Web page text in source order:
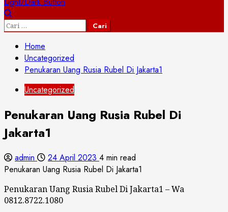
Cari
Home
Uncategorized
Penukaran Uang Rusia Rubel Di Jakarta1
Uncategorized
Penukaran Uang Rusia Rubel Di
Jakarta1
admin 24 April 2023 4 min read
Penukaran Uang Rusia Rubel Di Jakarta1
Penukaran Uang Rusia Rubel Di Jakarta1 – Wa
0812.8722.1080